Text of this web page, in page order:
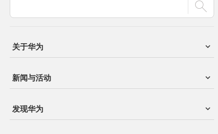
关于华为
新闻与活动
发现华为